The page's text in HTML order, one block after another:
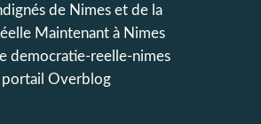
de Nimes et de la
Maintenant à Nimes
democratie-reelle-nimes
portail Overblog